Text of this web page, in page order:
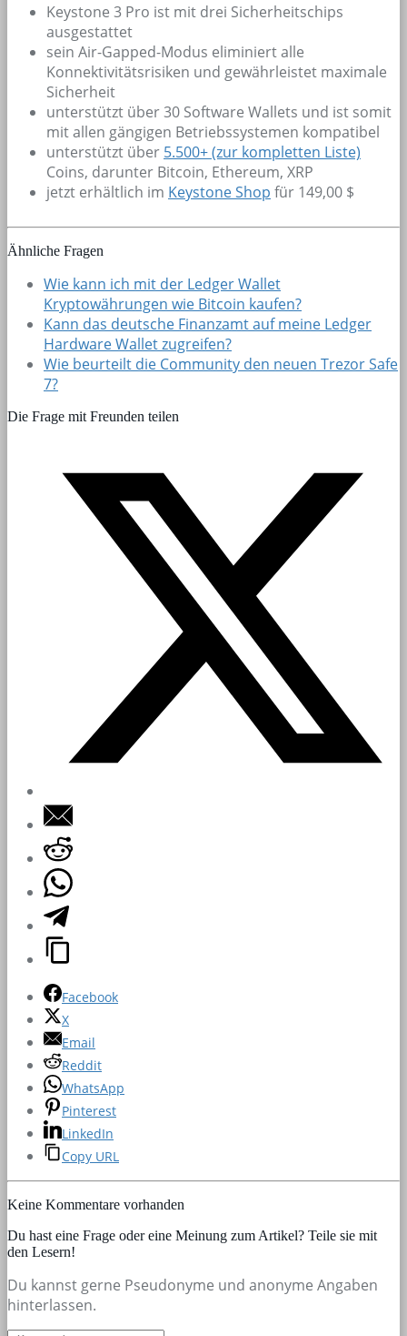
Keystone 3 Pro ist mit drei Sicherheitschips
ausgestattet
sein Air-Gapped-Modus eliminiert alle
Konnektivitätsrisiken und gewährleistet maximale
Sicherheit
unterstützt über 30 Software Wallets und ist somit
mit allen gängigen Betriebssystemen kompatibel
unterstützt über 5.500+(zur kompletten Liste)
Coins, darunter Bitcoin, Ethereum, XRP
jetzt erhältlich im Keystone Shop für 149,00 $
Ähnliche Fragen
Wie kann ich mit der Ledger Wallet
Kryptowährungen wie Bitcoin kaufen?
Kann das deutsche Finanzamt auf meine Ledger
Hardware Wallet zugreifen?
Wie beurteilt die Community den neuen Trezor Safe
7?
Die Frage mit Freunden teilen
Facebook
X
Email
Reddit
WhatsApp
Pinterest
LinkedIn
Copy URL
Keine Kommentare vorhanden
Du hast eine Frage oder eine Meinung zum Artikel? Teile sie mit
den Lesern!
Du kannst gerne Pseudonyme und anonyme Angaben
hinterlassen.